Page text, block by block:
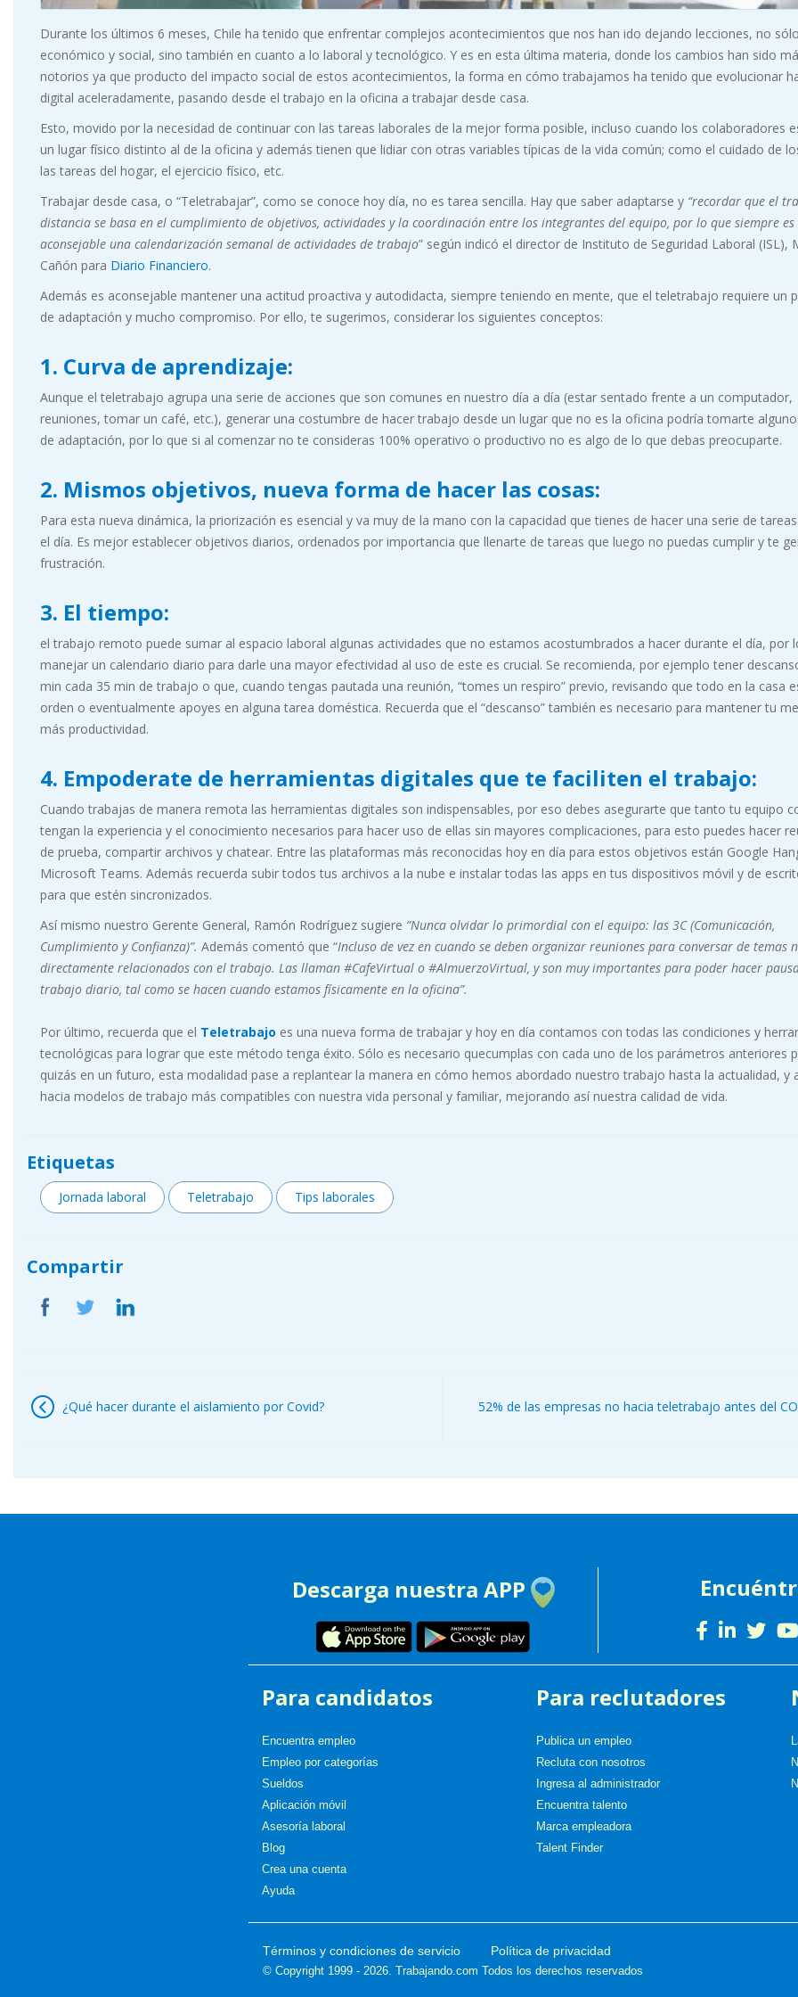
Durante los últimos 6 meses, Chile ha tenido que enfrentar complejos acontecimientos que nos han ido dejando lecciones, no
económico y social, sino también en cuanto a lo laboral y tecnológico. Y es en esta última materia, donde los cambios han sido
notorios ya que producto del impacto social de estos acontecimientos, la forma en cómo trabajamos ha tenido que evolucionar
digital aceleradamente, pasando desde el trabajo en la oficina a trabajar desde casa.
Esto, movido por la necesidad de continuar con las tareas laborales de la mejor forma posible, incluso cuando los colaboradores
un lugar físico distinto al de la oficina y además tienen que lidiar con otras variables típicas de la vida común; como el cuidado de
las tareas del hogar, el ejercicio físico, etc.
Trabajar desde casa, o “Teletrabajar”, como se conoce hoy día, no es tarea sencilla. Hay que saber adaptarse y “recordar que el
distancia se basa en el cumplimiento de objetivos, actividades y la coordinación entre los integrantes del equipo, por lo que siempre es
aconsejable una calendarización semanal de actividades de trabajo” según indicó el director de Instituto de Seguridad Laboral (ISL),
Cañón para Diario Financiero.
Además es aconsejable mantener una actitud proactiva y autodidacta, siempre teniendo en mente, que el teletrabajo requiere un
de adaptación y mucho compromiso. Por ello, te sugerimos, considerar los siguientes conceptos:
1. Curva de aprendizaje:
Aunque el teletrabajo agrupa una serie de acciones que son comunes en nuestro día a día (estar sentado frente a un computador,
reuniones, tomar un café, etc.), generar una costumbre de hacer trabajo desde un lugar que no es la oficina podría tomarte
de adaptación, por lo que si al comenzar no te consideras 100% operativo o productivo no es algo de lo que debas preocuparte.
2. Mismos objetivos, nueva forma de hacer las cosas:
Para esta nueva dinámica, la priorización es esencial y va muy de la mano con la capacidad que tienes de hacer una serie de
el día. Es mejor establecer objetivos diarios, ordenados por importancia que llenarte de tareas que luego no puedas cumplir y te
frustración.
3. El tiempo:
el trabajo remoto puede sumar al espacio laboral algunas actividades que no estamos acostumbrados a hacer durante el día, por
manejar un calendario diario para darle una mayor efectividad al uso de este es crucial. Se recomienda, por ejemplo tener
min cada 35 min de trabajo o que, cuando tengas pautada una reunión, “tomes un respiro” previo, revisando que todo en la casa
orden o eventualmente apoyes en alguna tarea doméstica. Recuerda que el “descanso” también es necesario para mantener tu
más productividad.
4. Empoderate de herramientas digitales que te faciliten el trabajo:
Cuando trabajas de manera remota las herramientas digitales son indispensables, por eso debes asegurarte que tanto tu equipo
tengan la experiencia y el conocimiento necesarios para hacer uso de ellas sin mayores complicaciones, para esto puedes hacer
de prueba, compartir archivos y chatear. Entre las plataformas más reconocidas hoy en día para estos objetivos están Google
Microsoft Teams. Además recuerda subir todos tus archivos a la nube e instalar todas las apps en tus dispositivos móvil y de
para que estén sincronizados.
Así mismo nuestro Gerente General, Ramón Rodríguez sugiere “Nunca olvidar lo primordial con el equipo: las 3C (Comunicación,
Cumplimiento y Confianza)”. Además comentó que “Incluso de vez en cuando se deben organizar reuniones para conversar de temas
directamente relacionados con el trabajo. Las llaman #CafeVirtual o #AlmuerzoVirtual, y son muy importantes para poder hacer
trabajo diario, tal como se hacen cuando estamos físicamente en la oficina”.
Por último, recuerda que el Teletrabajo es una nueva forma de trabajar y hoy en día contamos con todas las condiciones y
tecnológicas para lograr que este método tenga éxito. Sólo es necesario quecumplas con cada uno de los parámetros anteriores
quizás en un futuro, esta modalidad pase a replantear la manera en cómo hemos abordado nuestro trabajo hasta la actualidad, y
hacia modelos de trabajo más compatibles con nuestra vida personal y familiar, mejorando así nuestra calidad de vida.
Etiquetas
Jornada laboral Teletrabajo Tips laborales
Compartir
de
entradas
¿Qué hacer durante el aislamiento por Covid? 52% de las empresas no hacia teletrabajo antes del
Descarga nuestra APP
Para candidatos
Encuentra empleo
Empleo por categorías
Sueldos
Aplicación móvil
Asesoría laboral
Blog
Crea una cuenta
Ayuda
Para reclutadores
Publica un empleo
Recluta con nosotros
Ingresa al administrador
Encuentra talento
Marca empleadora
Talent Finder
Términos y condiciones de servicio Política de privacidad
© Copyright 1999 - 2026. Trabajando.com Todos los derechos reservados